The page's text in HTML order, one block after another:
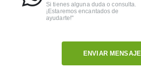
Si tienes alguna duda o consulta.
¡Estaremos encantados de
ayudarte!"
ENVIAR MENSAJE